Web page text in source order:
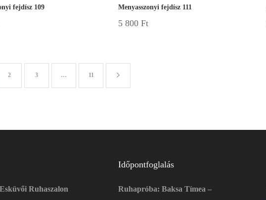
fejdísz 109 Menyasszonyi fejdísz 111
5 800 Ft
2 3 … 11
Ruhaszalon
Időpontfoglalás
Ruhapróba: Baksa Tímea –